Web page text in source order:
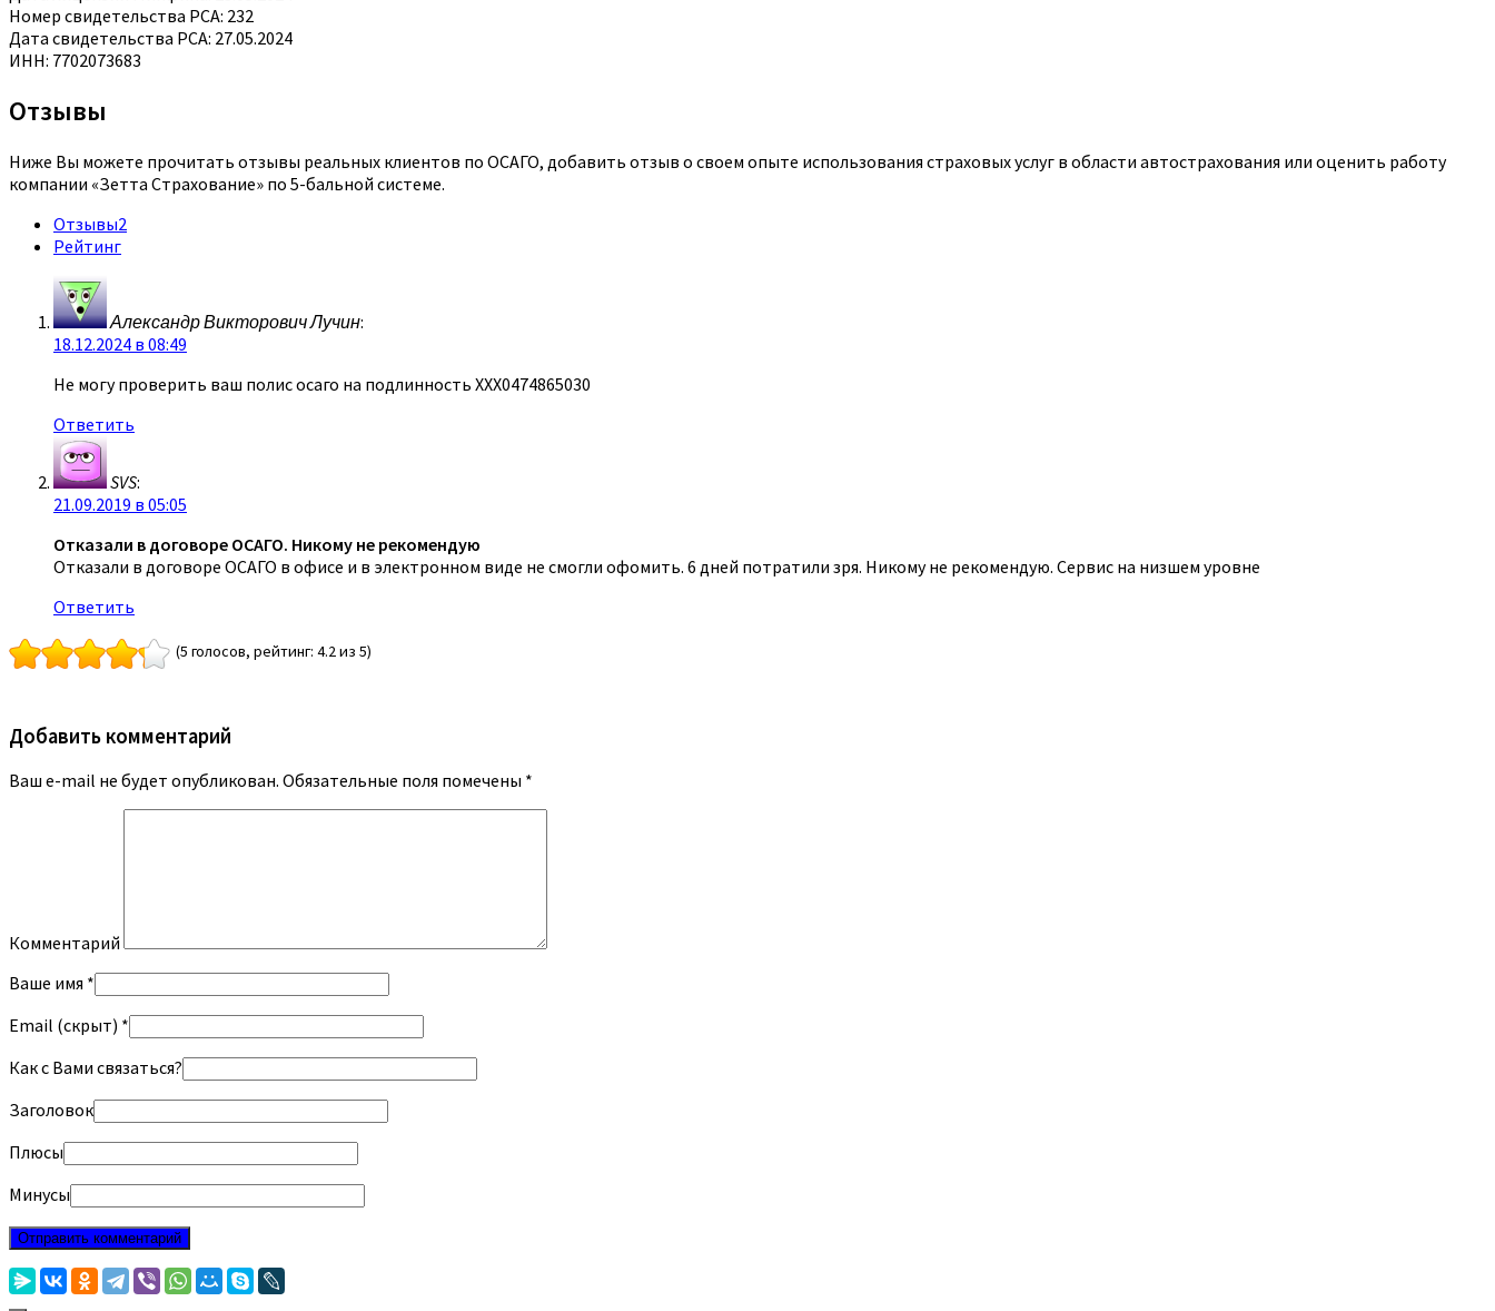
Номер свидетельства РСА: 232
Дата свидетельства РСА: 27.05.2024
ИНН: 7702073683
Отзывы
Ниже Вы можете прочитать отзывы реальных клиентов по ОСАГО, добавить отзыв о своем опыте использования страховых услуг в области автострахования или оценить работу
компании «Зетта Страхование» по 5-бальной системе.
Отзывы2
Рейтинг
Александр Викторович Лучин:
18.12.2024 в 08:49
Не могу проверить ваш полис осаго на подлинность ХХХ0474865030
Ответить
SVS:
21.09.2019 в 05:05
Отказали в договоре ОСАГО. Никому не рекомендую
Отказали в договоре ОСАГО в офисе и в электронном виде не смогли офомить. 6 дней потратили зря. Никому не рекомендую. Сервис на низшем уровне
Ответить
(5 голосов, рейтинг: 4.2 из 5)
Добавить комментарий
Ваш e-mail не будет опубликован. Обязательные поля помечены *
Комментарий
Ваше имя *
Email (скрыт) *
Как с Вами связаться?
Заголовок
Плюсы
Минусы